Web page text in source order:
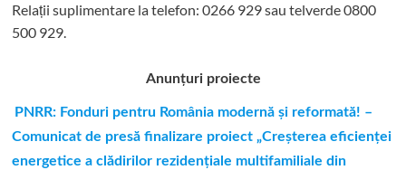
Relații suplimentare la telefon: 0266 929 sau telverde 0800
500 929.
Anunțuri proiecte
PNRR: Fonduri pentru România modernă şi reformată! –
Comunicat de presă finalizare proiect „Creşterea eficienţei
energetice a clădirilor rezidenţiale multifamiliale din